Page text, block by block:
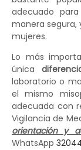
adecuado
manera segura,
mujeres.
Lo más
única
laboratorio o
el mismo
adecuada con
Vigilancia de
orientación y
WhatsApp